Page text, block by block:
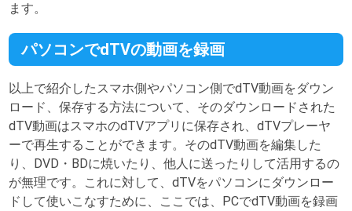
ます。
パソコンでdTVの動画を録画
以上で紹介したスマホ側やパソコン側でdTV動画をダウン
ロード、保存する方法について、そのダウンロードされた
dTV動画はスマホのdTVアプリに保存され、dTVプレーヤ
ーで再生することができます。そのdTV動画を編集した
り、DVD・BDに焼いたり、他人に送ったりして活用するの
が無理です。これに対して、dTVをパソコンにダウンロー
ドして使いこなすために、ここでは、PCでdTV動画を録画